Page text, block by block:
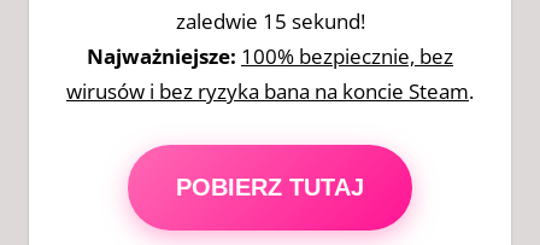
zaledwie 15 sekund!
Najważniejsze: 100% bezpiecznie, bez
wirusów i bez ryzyka bana na koncie Steam.
POBIERZ TUTAJ